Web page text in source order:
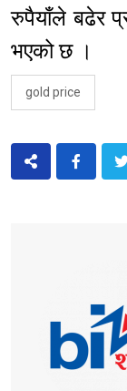
रुपैयाँले बढेर
भएको छ ।
gold price